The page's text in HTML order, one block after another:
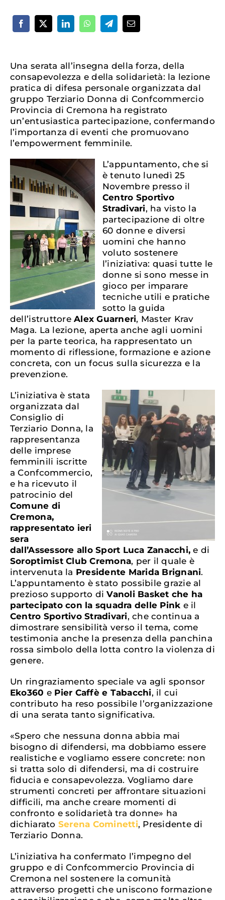
Una serata all’insegna della forza, della
consapevolezza e della solidarietà: la lezione
pratica di difesa personale organizzata dal
gruppo Terziario Donna di Confcommercio
Provincia di Cremona ha registrato
un’entusiastica partecipazione, confermando
l’importanza di eventi che promuovano
l’empowerment femminile.
L’appuntamento, che si
è tenuto lunedì 25
Novembre presso il
Centro Sportivo
Stradivari, ha visto la
partecipazione di oltre
60 donne e diversi
uomini che hanno
voluto sostenere
l’iniziativa: quasi tutte le
donne si sono messe in
gioco per imparare
tecniche utili e pratiche
sotto la guida
dell’istruttoreAlex Guarneri, Master Krav
Maga. La lezione, aperta anche agli uomini
per la parte teorica, ha rappresentato un
momento di riflessione, formazione e azione
concreta, con un focus sulla sicurezza e la
prevenzione.
L’iniziativa è stata
organizzata dal
Consiglio di
Terziario Donna, la
rappresentanza
delle imprese
femminili iscritte
a Confcommercio,
e ha ricevuto il
patrocinio del
Comune di
Cremona,
rappresentato ieri
sera
dall’Assessore allo Sport Luca Zanacchi, e di
Soroptimist Club Cremona, per il quale è
intervenuta la Presidente Marida Brignani.
L’appuntamento è stato possibile grazie al
prezioso supporto diVanoli Basket che ha
partecipato con la squadra delle Pink e il
Centro Sportivo Stradivari, che continua a
dimostrare sensibilità verso il tema, come
testimonia anche la presenza della panchina
rossa simbolo della lotta contro la violenza di
genere.
Un ringraziamento speciale va agli sponsor
Eko360 e Pier Caffè e Tabacchi, il cui
contributo ha reso possibile l’organizzazione
di una serata tanto significativa.
«Spero che nessuna donna abbia mai
bisogno di difendersi, ma dobbiamo essere
realistiche e vogliamo essere concrete: non
si tratta solo di difendersi, ma di costruire
fiducia e consapevolezza. Vogliamo dare
strumenti concreti per affrontare situazioni
difficili, ma anche creare momenti di
confronto e solidarietà tra donne» ha
dichiarato Serena Cominetti, Presidente di
Terziario Donna.
L’iniziativa ha confermato l’impegno del
gruppo e di Confcommercio Provincia di
Cremona nel sostenere la comunità
attraverso progetti che uniscono formazione